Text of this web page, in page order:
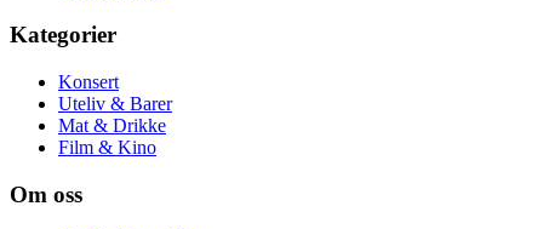
Kategorier
Konsert
Uteliv & Barer
Mat & Drikke
Film & Kino
Om oss